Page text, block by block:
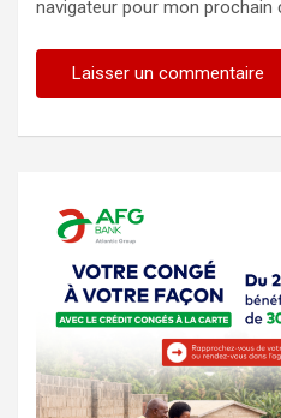
navigateur pour mon prochain